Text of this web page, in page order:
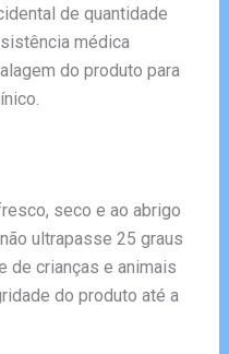
de quantidade
médica
do produto para
seco e ao abrigo
ultrapasse 25 graus
de crianças e animais
do produto até a